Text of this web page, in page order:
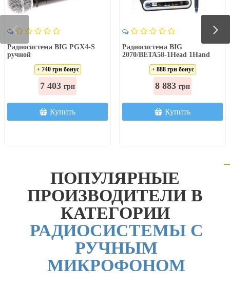
Радиосистема BIG PGX4-S
ручной
+ 740 грн бонус
7 403 грн
Купить
Радиосистема BIG
2070/BETA58-1Head 1Hand
+ 888 грн бонус
8 883 грн
Купить
ПОПУЛЯРНЫЕ
ПРОИЗВОДИТЕЛИ В
КАТЕГОРИИ
РАДИОСИСТЕМЫ С
РУЧНЫМ
МИКРОФОНОМ